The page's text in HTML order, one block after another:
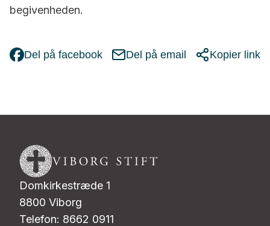
begivenheden.
Del på facebook Del på email Kopier link
Domkirkestræde 1
8800 Viborg
Telefon: 8662 0911